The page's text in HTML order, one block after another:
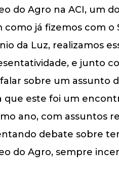
do Agro na ACI, um
como já fizemos com
da Luz, realizamos
e junto
sobre um assunto
que este foi um
ano, com assuntos
debate sobre
do Agro, sempre